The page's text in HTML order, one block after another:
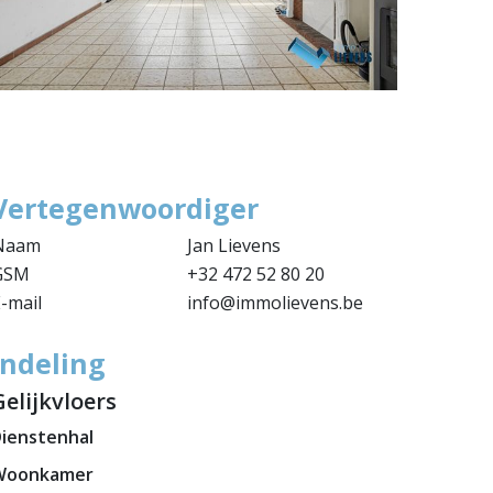
Jan Lievens
+32 472 52 80 20
mail
info@immolievens.be